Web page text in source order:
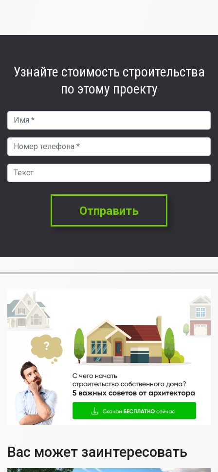
Узнайте стоимость строительства
по этому проекту
Вас может заинтересовать